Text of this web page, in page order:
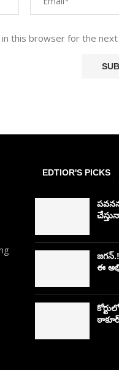
this browser for the
EDTIOR'S PICKS
ఈ